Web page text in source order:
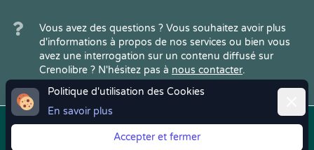
Politique d'utilisation des Cookies
En savoir plus
Accepter et fermer
Vous avez des questions ? Vous souhaitez avoir plus
d'informations à propos de nos services ou bien vous
avez une interrogation sur un contenu diffusé sur
Crenolibre ? N'hésitez pas à nous contacter.
Copyright © 2022Crenolibre, tous
Mentions
Légales
| CGV | RGPD